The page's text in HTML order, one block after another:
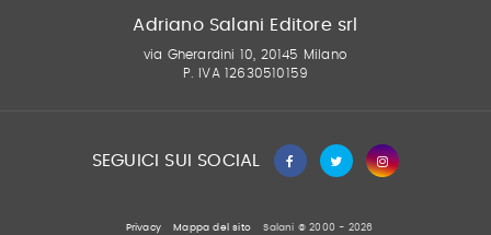
Adriano Salani Editore srl
via Gherardini 10, 20145 Milano
P. IVA 12630510159
SEGUICI SUI SOCIAL
Privacy Mappa del sito Salani © 2000 - 2026